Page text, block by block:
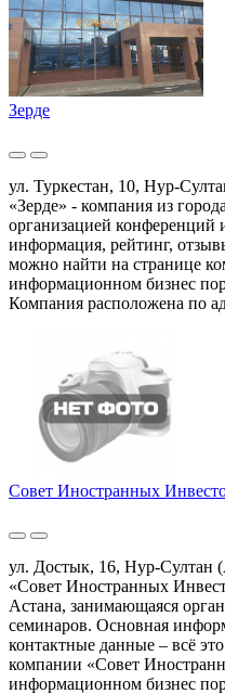
Зерде
ул. Туркестан, 10, Нур-
«Зерде» - компания из
организацией конференций
информация, рейтинг,
можно найти на странице
информационном бизнес
Компания расположена по
Совет Иностранных
ул. Достык, 16, Нур-Султан
«Совет Иностранных
Астана, занимающаяся
семинаров. Основная
контактные данные – всё
компании «Совет
информационном бизнес